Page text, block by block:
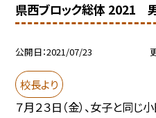
県西ブロック総体 2021
公開日 2021/07/23
校長より
７月２３日（金）、女子と同